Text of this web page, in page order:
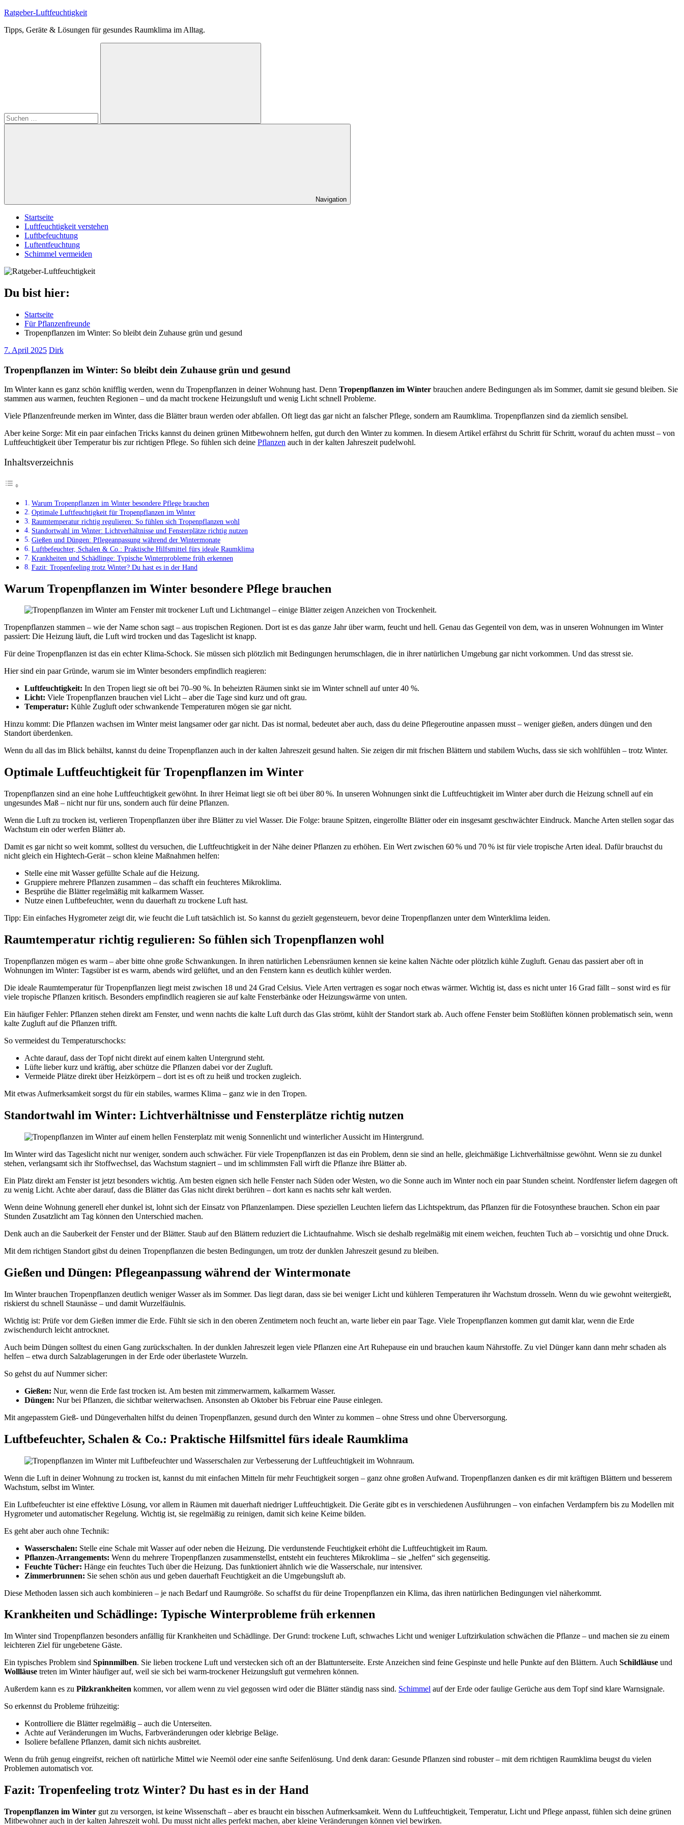
Zum
springen
Ratgeber-Luftfeuchtigkeit
Tipps, Geräte & Lösungen für gesundes Raumklima im Alltag.
Suchen
Navigation
Startseite
Luftfeuchtigkeit verstehen
Luftbefeuchtung
Luftentfeuchtung
Schimmel vermeiden
Du bist hier:
Startseite
Für Pflanzenfreunde
Tropenpflanzen im Winter: So bleibt dein Zuhause grün und gesund
7. April 2025 Dirk
Tropenpflanzen im Winter: So bleibt dein Zuhause grün und gesund
Im Winter kann es ganz schön knifflig werden, wenn du Tropenpflanzen in deiner Wohnung hast. Denn Tropenpflanzen im Winter brauchen andere Bedingungen als im Sommer, damit sie gesund bleiben. Sie
stammen aus warmen, feuchten Regionen – und da macht trockene Heizungsluft und wenig Licht schnell Probleme.
Viele Pflanzenfreunde merken im Winter, dass die Blätter braun werden oder abfallen. Oft liegt das gar nicht an falscher Pflege, sondern am Raumklima. Tropenpflanzen sind da ziemlich sensibel.
Aber keine Sorge: Mit ein paar einfachen Tricks kannst du deinen grünen Mitbewohnern helfen, gut durch den Winter zu kommen. In diesem Artikel erfährst du Schritt für Schritt, worauf du achten musst – von
Luftfeuchtigkeit über Temperatur bis zur richtigen Pflege. So fühlen sich deine Pflanzen auch in der kalten Jahreszeit pudelwohl.
Inhaltsverzeichnis
Warum Tropenpflanzen im Winter besondere Pflege brauchen
Optimale Luftfeuchtigkeit für Tropenpflanzen im Winter
Raumtemperatur richtig regulieren: So fühlen sich Tropenpflanzen wohl
Standortwahl im Winter: Lichtverhältnisse und Fensterplätze richtig nutzen
Gießen und Düngen: Pflegeanpassung während der Wintermonate
Luftbefeuchter, Schalen & Co.: Praktische Hilfsmittel fürs ideale Raumklima
Krankheiten und Schädlinge: Typische Winterprobleme früh erkennen
Fazit: Tropenfeeling trotz Winter? Du hast es in der Hand
Warum Tropenpflanzen im Winter besondere Pflege brauchen
Tropenpflanzen stammen – wie der Name schon sagt – aus tropischen Regionen. Dort ist es das ganze Jahr über warm, feucht und hell. Genau das Gegenteil von dem, was in unseren Wohnungen im Winter
passiert: Die Heizung läuft, die Luft wird trocken und das Tageslicht ist knapp.
Für deine Tropenpflanzen ist das ein echter Klima-Schock. Sie müssen sich plötzlich mit Bedingungen herumschlagen, die in ihrer natürlichen Umgebung gar nicht vorkommen. Und das stresst sie.
Hier sind ein paar Gründe, warum sie im Winter besonders empfindlich reagieren:
Luftfeuchtigkeit: In den Tropen liegt sie oft bei 70–90 %. In beheizten Räumen sinkt sie im Winter schnell auf unter 40 %.
Licht: Viele Tropenpflanzen brauchen viel Licht – aber die Tage sind kurz und oft grau.
Temperatur: Kühle Zugluft oder schwankende Temperaturen mögen sie gar nicht.
Hinzu kommt: Die Pflanzen wachsen im Winter meist langsamer oder gar nicht. Das ist normal, bedeutet aber auch, dass du deine Pflegeroutine anpassen musst – weniger gießen, anders düngen und den
Standort überdenken.
Wenn du all das im Blick behältst, kannst du deine Tropenpflanzen auch in der kalten Jahreszeit gesund halten. Sie zeigen dir mit frischen Blättern und stabilem Wuchs, dass sie sich wohlfühlen – trotz Winter.
Optimale Luftfeuchtigkeit für Tropenpflanzen im Winter
Tropenpflanzen sind an eine hohe Luftfeuchtigkeit gewöhnt. In ihrer Heimat liegt sie oft bei über 80 %. In unseren Wohnungen sinkt die Luftfeuchtigkeit im Winter aber durch die Heizung schnell auf ein
ungesundes Maß – nicht nur für uns, sondern auch für deine Pflanzen.
Wenn die Luft zu trocken ist, verlieren Tropenpflanzen über ihre Blätter zu viel Wasser. Die Folge: braune Spitzen, eingerollte Blätter oder ein insgesamt geschwächter Eindruck. Manche Arten stellen sogar das
Wachstum ein oder werfen Blätter ab.
Damit es gar nicht so weit kommt, solltest du versuchen, die Luftfeuchtigkeit in der Nähe deiner Pflanzen zu erhöhen. Ein Wert zwischen 60 % und 70 % ist für viele tropische Arten ideal. Dafür brauchst du
nicht gleich ein Hightech-Gerät – schon kleine Maßnahmen helfen:
Stelle eine mit Wasser gefüllte Schale auf die Heizung.
Gruppiere mehrere Pflanzen zusammen – das schafft ein feuchteres Mikroklima.
Besprühe die Blätter regelmäßig mit kalkarmem Wasser.
Nutze einen Luftbefeuchter, wenn du dauerhaft zu trockene Luft hast.
Tipp: Ein einfaches Hygrometer zeigt dir, wie feucht die Luft tatsächlich ist. So kannst du gezielt gegensteuern, bevor deine Tropenpflanzen unter dem Winterklima leiden.
Raumtemperatur richtig regulieren: So fühlen sich Tropenpflanzen wohl
Tropenpflanzen mögen es warm – aber bitte ohne große Schwankungen. In ihren natürlichen Lebensräumen kennen sie keine kalten Nächte oder plötzlich kühle Zugluft. Genau das passiert aber oft in
Wohnungen im Winter: Tagsüber ist es warm, abends wird gelüftet, und an den Fenstern kann es deutlich kühler werden.
Die ideale Raumtemperatur für Tropenpflanzen liegt meist zwischen 18 und 24 Grad Celsius. Viele Arten vertragen es sogar noch etwas wärmer. Wichtig ist, dass es nicht unter 16 Grad fällt – sonst wird es für
viele tropische Pflanzen kritisch. Besonders empfindlich reagieren sie auf kalte Fensterbänke oder Heizungswärme von unten.
Ein häufiger Fehler: Pflanzen stehen direkt am Fenster, und wenn nachts die kalte Luft durch das Glas strömt, kühlt der Standort stark ab. Auch offene Fenster beim Stoßlüften können problematisch sein, wenn
kalte Zugluft auf die Pflanzen trifft.
So vermeidest du Temperaturschocks:
Achte darauf, dass der Topf nicht direkt auf einem kalten Untergrund steht.
Lüfte lieber kurz und kräftig, aber schütze die Pflanzen dabei vor der Zugluft.
Vermeide Plätze direkt über Heizkörpern – dort ist es oft zu heiß und trocken zugleich.
Mit etwas Aufmerksamkeit sorgst du für ein stabiles, warmes Klima – ganz wie in den Tropen.
Standortwahl im Winter: Lichtverhältnisse und Fensterplätze richtig nutzen
Im Winter wird das Tageslicht nicht nur weniger, sondern auch schwächer. Für viele Tropenpflanzen ist das ein Problem, denn sie sind an helle, gleichmäßige Lichtverhältnisse gewöhnt. Wenn sie zu dunkel
stehen, verlangsamt sich ihr Stoffwechsel, das Wachstum stagniert – und im schlimmsten Fall wirft die Pflanze ihre Blätter ab.
Ein Platz direkt am Fenster ist jetzt besonders wichtig. Am besten eignen sich helle Fenster nach Süden oder Westen, wo die Sonne auch im Winter noch ein paar Stunden scheint. Nordfenster liefern dagegen oft
zu wenig Licht. Achte aber darauf, dass die Blätter das Glas nicht direkt berühren – dort kann es nachts sehr kalt werden.
Wenn deine Wohnung generell eher dunkel ist, lohnt sich der Einsatz von Pflanzenlampen. Diese speziellen Leuchten liefern das Lichtspektrum, das Pflanzen für die Fotosynthese brauchen. Schon ein paar
Stunden Zusatzlicht am Tag können den Unterschied machen.
Denk auch an die Sauberkeit der Fenster und der Blätter. Staub auf den Blättern reduziert die Lichtaufnahme. Wisch sie deshalb regelmäßig mit einem weichen, feuchten Tuch ab – vorsichtig und ohne Druck.
Mit dem richtigen Standort gibst du deinen Tropenpflanzen die besten Bedingungen, um trotz der dunklen Jahreszeit gesund zu bleiben.
Gießen und Düngen: Pflegeanpassung während der Wintermonate
Im Winter brauchen Tropenpflanzen deutlich weniger Wasser als im Sommer. Das liegt daran, dass sie bei weniger Licht und kühleren Temperaturen ihr Wachstum drosseln. Wenn du wie gewohnt weitergießt,
riskierst du schnell Staunässe – und damit Wurzelfäulnis.
Wichtig ist: Prüfe vor dem Gießen immer die Erde. Fühlt sie sich in den oberen Zentimetern noch feucht an, warte lieber ein paar Tage. Viele Tropenpflanzen kommen gut damit klar, wenn die Erde
zwischendurch leicht antrocknet.
Auch beim Düngen solltest du einen Gang zurückschalten. In der dunklen Jahreszeit legen viele Pflanzen eine Art Ruhepause ein und brauchen kaum Nährstoffe. Zu viel Dünger kann dann mehr schaden als
helfen – etwa durch Salzablagerungen in der Erde oder überlastete Wurzeln.
So gehst du auf Nummer sicher:
Gießen: Nur, wenn die Erde fast trocken ist. Am besten mit zimmerwarmem, kalkarmem Wasser.
Düngen: Nur bei Pflanzen, die sichtbar weiterwachsen. Ansonsten ab Oktober bis Februar eine Pause einlegen.
Mit angepasstem Gieß- und Düngeverhalten hilfst du deinen Tropenpflanzen, gesund durch den Winter zu kommen – ohne Stress und ohne Überversorgung.
Luftbefeuchter, Schalen & Co.: Praktische Hilfsmittel fürs ideale Raumklima
Wenn die Luft in deiner Wohnung zu trocken ist, kannst du mit einfachen Mitteln für mehr Feuchtigkeit sorgen – ganz ohne großen Aufwand. Tropenpflanzen danken es dir mit kräftigen Blättern und besserem
Wachstum, selbst im Winter.
Ein Luftbefeuchter ist eine effektive Lösung, vor allem in Räumen mit dauerhaft niedriger Luftfeuchtigkeit. Die Geräte gibt es in verschiedenen Ausführungen – von einfachen Verdampfern bis zu Modellen mit
Hygrometer und automatischer Regelung. Wichtig ist, sie regelmäßig zu reinigen, damit sich keine Keime bilden.
Es geht aber auch ohne Technik:
Wasserschalen: Stelle eine Schale mit Wasser auf oder neben die Heizung. Die verdunstende Feuchtigkeit erhöht die Luftfeuchtigkeit im Raum.
Pflanzen-Arrangements: Wenn du mehrere Tropenpflanzen zusammenstellst, entsteht ein feuchteres Mikroklima – sie „helfen“ sich gegenseitig.
Feuchte Tücher: Hänge ein feuchtes Tuch über die Heizung. Das funktioniert ähnlich wie die Wasserschale, nur intensiver.
Zimmerbrunnen: Sie sehen schön aus und geben dauerhaft Feuchtigkeit an die Umgebungsluft ab.
Diese Methoden lassen sich auch kombinieren – je nach Bedarf und Raumgröße. So schaffst du für deine Tropenpflanzen ein Klima, das ihren natürlichen Bedingungen viel näherkommt.
Krankheiten und Schädlinge: Typische Winterprobleme früh erkennen
Im Winter sind Tropenpflanzen besonders anfällig für Krankheiten und Schädlinge. Der Grund: trockene Luft, schwaches Licht und weniger Luftzirkulation schwächen die Pflanze – und machen sie zu einem
leichteren Ziel für ungebetene Gäste.
Ein typisches Problem sind Spinnmilben. Sie lieben trockene Luft und verstecken sich oft an der Blattunterseite. Erste Anzeichen sind feine Gespinste und helle Punkte auf den Blättern. Auch Schildläuse und
Wollläuse treten im Winter häufiger auf, weil sie sich bei warm-trockener Heizungsluft gut vermehren können.
Außerdem kann es zu Pilzkrankheiten kommen, vor allem wenn zu viel gegossen wird oder die Blätter ständig nass sind. Schimmel auf der Erde oder faulige Gerüche aus dem Topf sind klare Warnsignale.
So erkennst du Probleme frühzeitig:
Kontrolliere die Blätter regelmäßig – auch die Unterseiten.
Achte auf Veränderungen im Wuchs, Farbveränderungen oder klebrige Beläge.
Isoliere befallene Pflanzen, damit sich nichts ausbreitet.
Wenn du früh genug eingreifst, reichen oft natürliche Mittel wie Neemöl oder eine sanfte Seifenlösung. Und denk daran: Gesunde Pflanzen sind robuster – mit dem richtigen Raumklima beugst du vielen
Problemen automatisch vor.
Fazit: Tropenfeeling trotz Winter? Du hast es in der Hand
Tropenpflanzen im Winter gut zu versorgen, ist keine Wissenschaft – aber es braucht ein bisschen Aufmerksamkeit. Wenn du Luftfeuchtigkeit, Temperatur, Licht und Pflege anpasst, fühlen sich deine grünen
Mitbewohner auch in der kalten Jahreszeit wohl. Du musst nicht alles perfekt machen, aber kleine Veränderungen können viel bewirken.